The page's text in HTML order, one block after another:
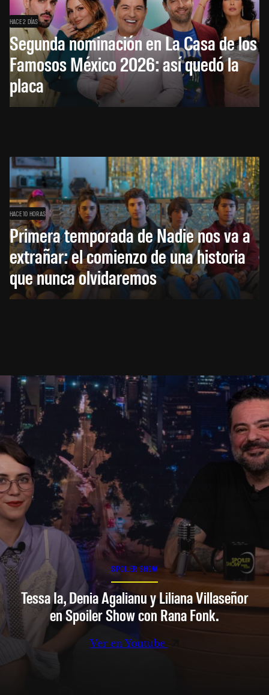
HACE 2 DÍAS
Segunda nominación en La Casa de los
Famosos México 2026: así quedó la
placa
HACE 10 HORAS
Primera temporada de Nadie nos va a
extrañar: el comienzo de una historia
que nunca olvidaremos
SPOILER SHOW
Tessa Ia, Denia Agalianu y Liliana Villaseñor
en Spoiler Show con Rana Fonk.
Ver en Youtube